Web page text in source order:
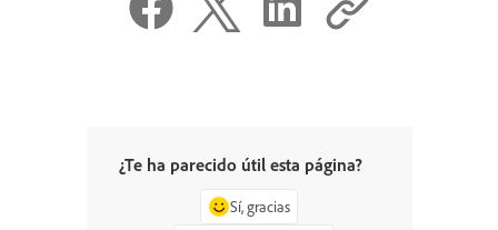
¿Te ha parecido útil esta página?
Sí, gracias